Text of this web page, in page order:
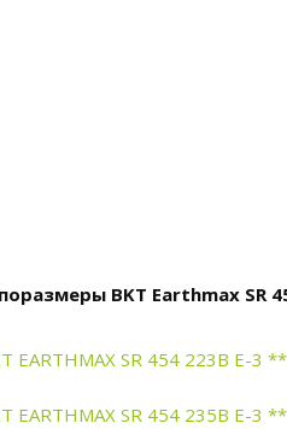
BKT Earthmax SR
EARTHMAX SR 454 223B E-3
EARTHMAX SR 454 235B E-3